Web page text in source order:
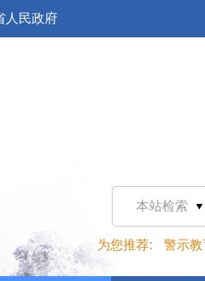
人民政府
本站检索
为您推荐: 警示教